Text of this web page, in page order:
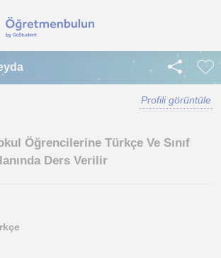
Profili görüntüle
Öğrencilerine Türkçe Ve Sınıf
Ders Verilir